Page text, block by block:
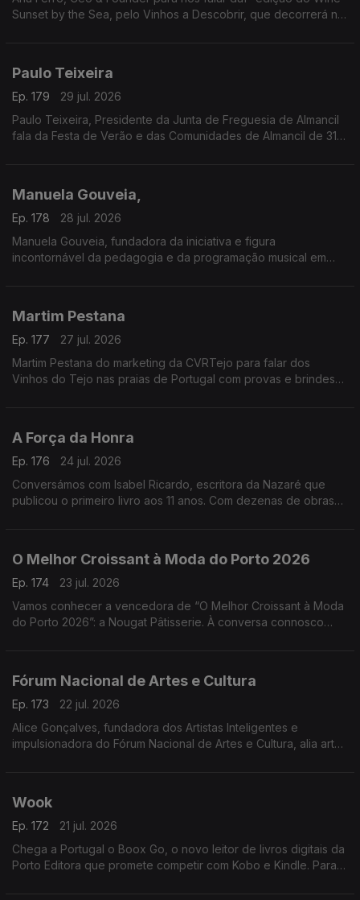
Sunset by the Sea, pelo Vinhos a Descobrir, que decorrerá no
Paulo Teixeira
Ep. 179
29 jul. 2026
Paulo Teixeira, Presidente da Junta de Freguesia de Almancil
fala da Festa de Verão e das Comunidades de Almancil de 31
A entrada é gratuita e as portas abrem todos os dias às 18h00.
Manuela Gouveia,
Ep. 178
28 jul. 2026
Manuela Gouveia, fundadora da iniciativa e figura
incontornável da pedagogia e da programação musical em
referência nacional e internacional na formação e
apresentação pianística.
Martim Pestana
Ep. 177
27 jul. 2026
Martim Pestana do marketing da CVRTejo para falar dos
Vinhos do Tejo nas praias de Portugal com provas e brindes
A Força da Honra
Ep. 176
24 jul. 2026
Conversámos com Isabel Ricardo, escritora da Nazaré que
publicou o primeiro livro aos 11 anos. Com dezenas de obras
O Melhor Croissant à Moda do Porto 2026
Ep. 174
23 jul. 2026
Vamos conhecer a vencedora de “O Melhor Croissant à Moda
do Porto 2026”: a Nougat Pâtisserie. À conversa connosco
Fórum Nacional de Artes e Cultura
Ep. 173
22 jul. 2026
Alice Gonçalves, fundadora dos Artistas Inteligentes e
impulsionadora do Fórum Nacional de Artes e Cultura, alia arte,
Wook
Ep. 172
21 jul. 2026
Chega a Portugal o Boox Go, o novo leitor de livros digitais da
Porto Editora que promete competir com Kobo e Kindle. Para